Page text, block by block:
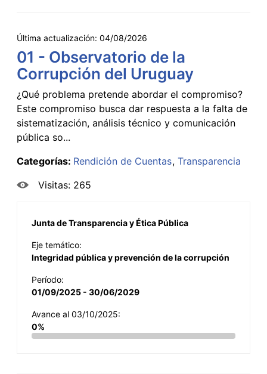
Última actualización: 04/08/2026
01 - Observatorio de la
Corrupción del Uruguay
¿Qué problema pretende abordar el compromiso?
Este compromiso busca dar respuesta a la falta de
sistematización, análisis técnico y comunicación
pública so...
Categorías: Rendición de Cuentas Transparencia
Visitas: 265
Junta de Transparencia y Ética Pública
Eje temático:
Integridad pública y prevención de la corrupción
Período:
01/09/2025 - 30/06/2029
Avance al 03/10/2025:
0%